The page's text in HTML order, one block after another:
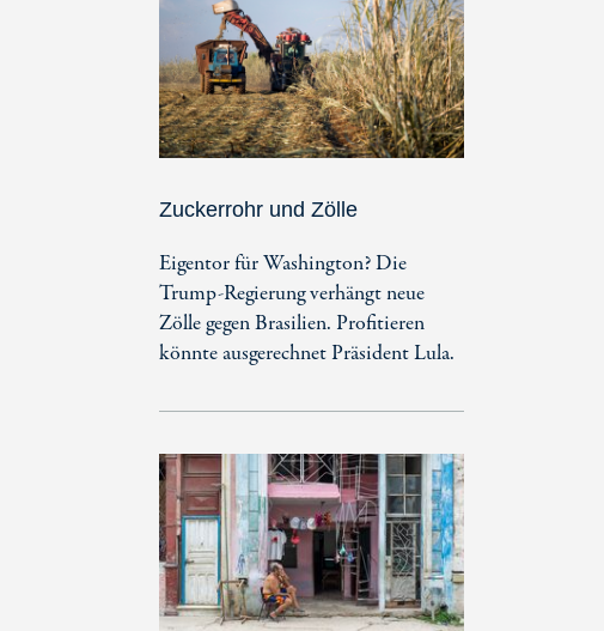
Zuckerrohr und Zölle
Eigentor für Washington? Die
Trump-Regierung verhängt neue
Zölle gegen Brasilien. Profitieren
könnte ausgerechnet Präsident Lula.